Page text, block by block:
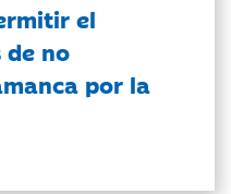
el
de no
por la